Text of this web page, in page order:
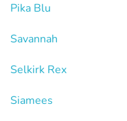
Pika Blu
Savannah
Selkirk Rex
Siamees